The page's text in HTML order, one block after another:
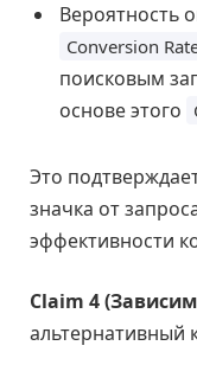
Вероятность
Conversion
поисковым
основе этого
Это
значка от
эффективности
Claim 4
альтернативный